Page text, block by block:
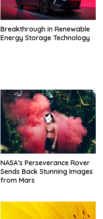
Breakthrough in Renewable
Energy Storage Technology
NASA’s Perseverance Rover
Sends Back Stunning Images
from Mars